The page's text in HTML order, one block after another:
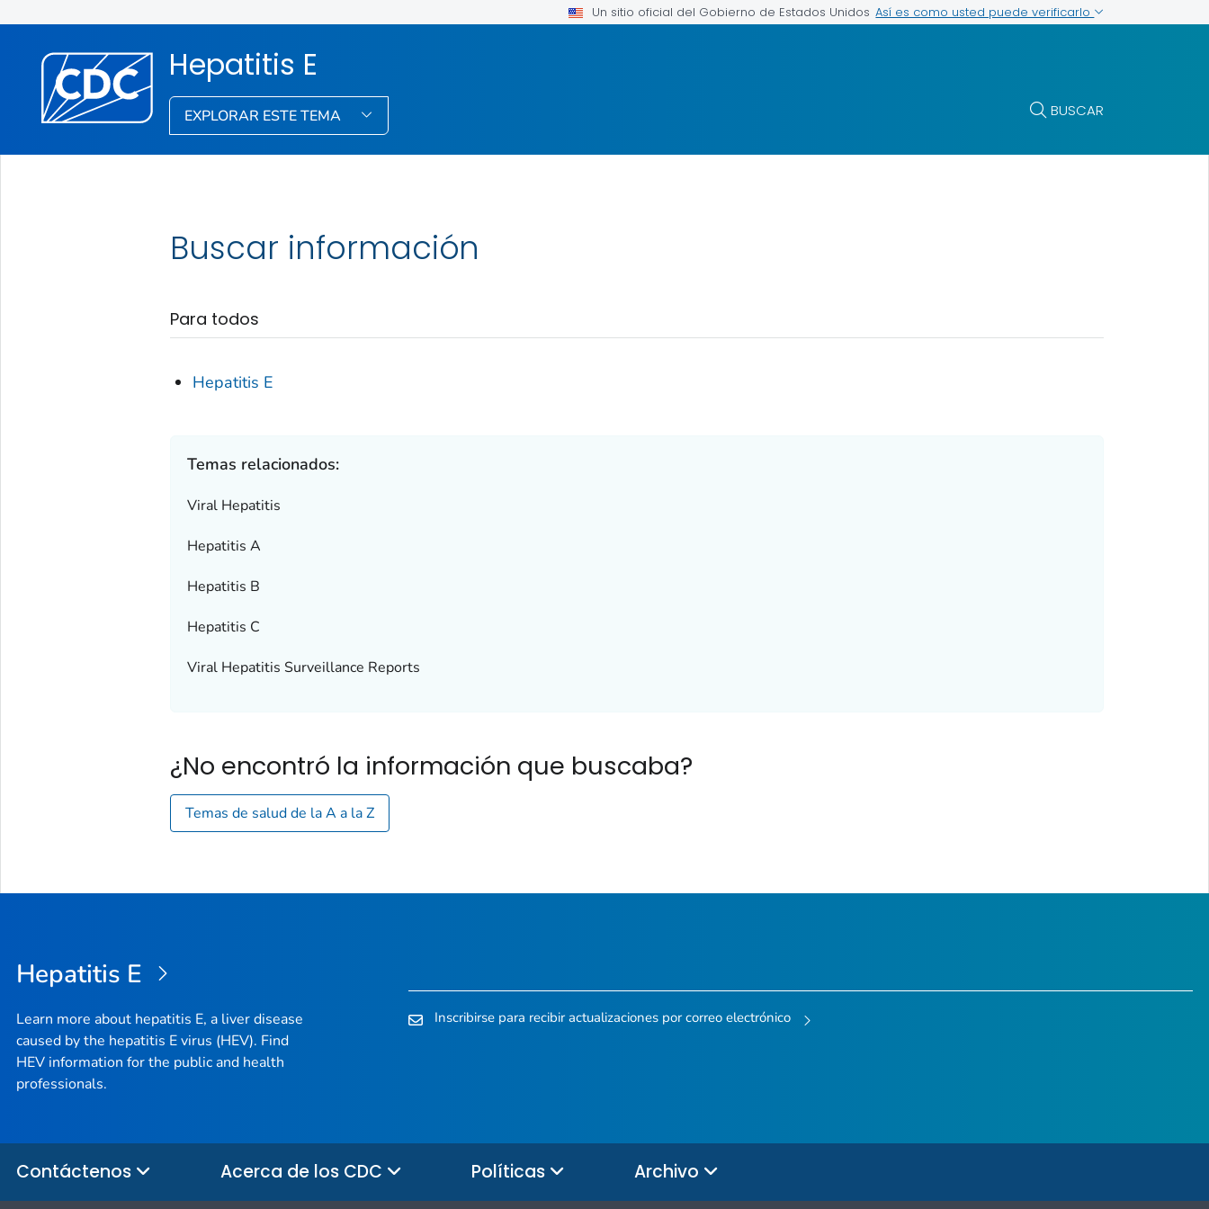
Un sitio oficial del Gobierno de Estados Unidos Así es como usted puede verificarlo
Hepatitis E
EXPLORAR ESTE TEMA BUSCAR
Buscar información
Para todos
Hepatitis E
Temas relacionados:
Viral Hepatitis
Hepatitis A
Hepatitis B
Hepatitis C
Viral Hepatitis Surveillance Reports
¿No encontró la información que buscaba?
Temas de salud de la A a la Z
Hepatitis E
Learn more about hepatitis E, a liver disease
caused by the hepatitis E virus (HEV). Find
HEV information for the public and health
professionals.
Inscribirse para recibir actualizaciones por correo electrónico
Contáctenos Acerca de los CDC Políticas Archivo